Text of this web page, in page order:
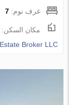
غرف نوم:7
مكان
Broker LLC